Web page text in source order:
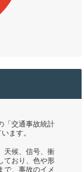
「交通事故統計
ます。
天候、信号、衝
ており、色や形
で、事故のイメ